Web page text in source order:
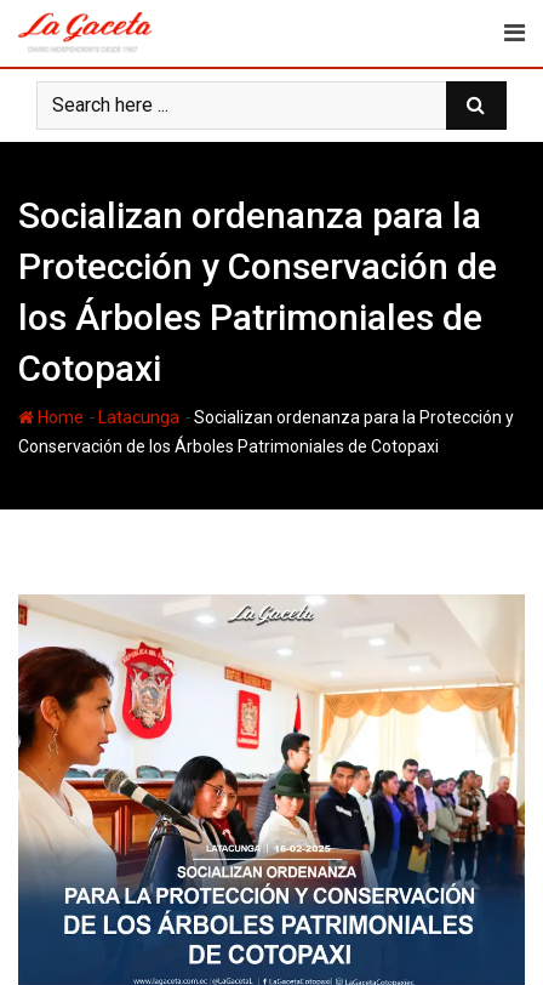
content
Socializan ordenanza para la
Protección y Conservación de
los Árboles Patrimoniales de
Cotopaxi
Home - Latacunga -Socializan ordenanza para la Protección y
Conservación de los Árboles Patrimoniales de Cotopaxi